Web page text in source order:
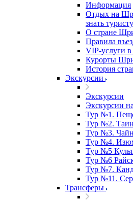
Информация
Отдых на
знать туристу
О стране
Правила
VIP-услуги
Курорты
История
Экскурсии
Экскурсии
Экскурсии
Тур №1.
Тур №2.
Тур №3.
Тур №4.
Тур №5
Тур №6
Тур №7.
Тур №11.
Трансферы